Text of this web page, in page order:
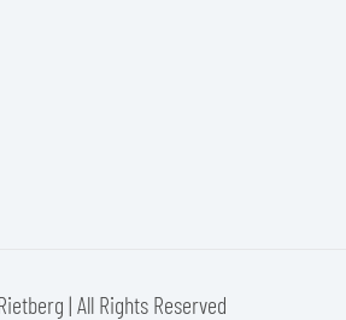
| All Rights Reserved